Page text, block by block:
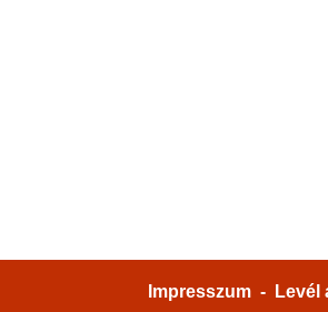
Impresszum -
Levél